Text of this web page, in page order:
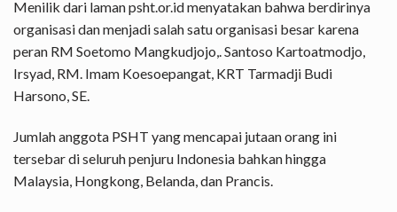
Menilik dari laman psht.or.id menyatakan bahwa berdirinya
organisasi dan menjadi salah satu organisasi besar karena
peran RM Soetomo Mangkudjojo,. Santoso Kartoatmodjo,
Irsyad, RM. Imam Koesoepangat, KRT Tarmadji Budi
Harsono, SE.
Jumlah anggota PSHT yang mencapai jutaan orang ini
tersebar di seluruh penjuru Indonesia bahkan hingga
Malaysia, Hongkong, Belanda, dan Prancis.